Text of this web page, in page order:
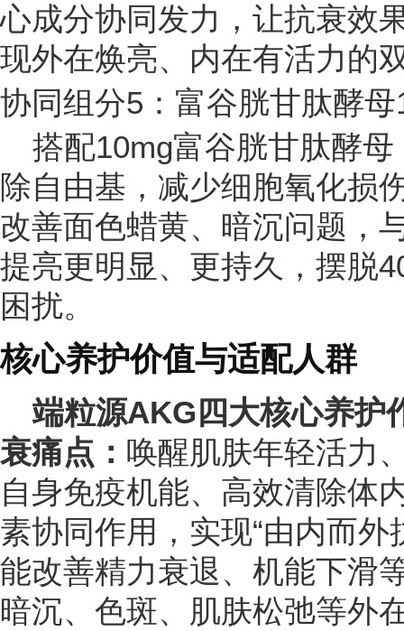
心成分协同发力，让抗衰效
现外在焕亮、内在有活力的
协同组分5：富谷胱甘肽酵
搭配10mg富谷胱甘肽酵
除自由基，减少细胞氧化损
改善面色蜡黄、暗沉问题，
提亮更明显、更持久，摆脱
困扰。
核心养护价值与适配人群
端粒源AKG四大核心养护
衰痛点： 唤醒肌肤年轻活力
自身免疫机能、高效清除体
素协同作用，实现“由内而
能改善精力衰退、机能下滑
暗沉、色斑、肌肤松弛等外